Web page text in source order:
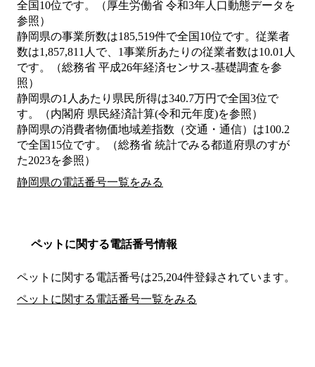
全国10位です。（厚生労働省 令和3年人口動態データを
参照）
静岡県の事業所数は185,519件で全国10位です。従業者
数は1,857,811人で、1事業所あたりの従業者数は10.01人
です。（総務省 平成26年経済センサス‐基礎調査を参
照）
静岡県の1人あたり県民所得は340.7万円で全国3位で
す。（内閣府 県民経済計算(令和元年度)を参照）
静岡県の消費者物価地域差指数（交通・通信）は100.2
で全国15位です。（総務省 統計でみる都道府県のすが
た2023を参照）
静岡県の電話番号一覧をみる
ペットに関する電話番号情報
ペットに関する電話番号は25,204件登録されています。
ペットに関する電話番号一覧をみる